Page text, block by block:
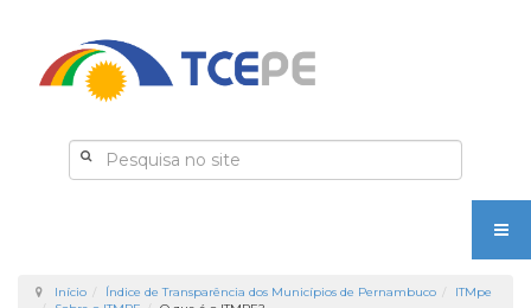
Início Índice de Transparência dos Municípios de Pernambuco
ITMpe